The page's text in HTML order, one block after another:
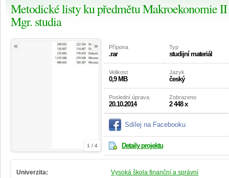
Metodické listy ku předmětu Makroekonomie
Mgr. studia
1 / 4
« » Přípona
.rar
Typ
studijní materiál
Velikost
0,9 MB
Jazyk
český
Poslední úprava
20.10.2014
Zobrazeno
2 448 x
Sdílej na Facebooku
Detaily projektu
Univerzita: Vysoká škola finanční a správní